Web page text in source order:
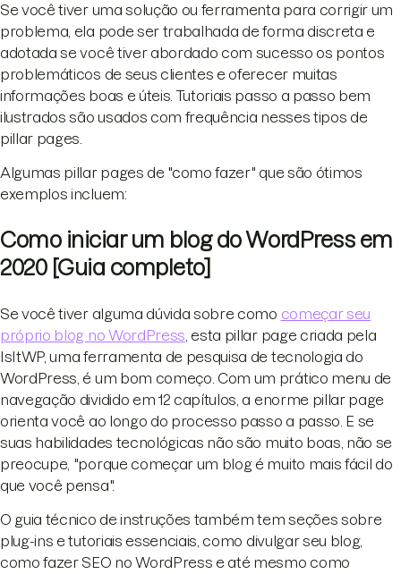
Se você tiver uma solução ou ferramenta para corrigir um
problema, ela pode ser trabalhada de forma discreta e
adotada se você tiver abordado com sucesso os pontos
problemáticos de seus clientes e oferecer muitas
informações boas e úteis. Tutoriais passo a passo bem
ilustrados são usados com frequência nesses tipos de
pillar pages.
Algumas pillar pages de "como fazer" que são ótimos
exemplos incluem:
Como iniciar um blog do WordPress em
2020 [Guia completo]
Se você tiver alguma dúvida sobre como começar seu
próprio blog no WordPress , esta pillar page criada pela
IsItWP, uma ferramenta de pesquisa de tecnologia do
WordPress, é um bom começo. Com um prático menu de
navegação dividido em 12 capítulos, a enorme pillar page
orienta você ao longo do processo passo a passo. E se
suas habilidades tecnológicas não são muito boas, não se
preocupe, "porque começar um blog é muito mais fácil do
que você pensa".
O guia técnico de instruções também tem seções sobre
plug-ins e tutoriais essenciais, como divulgar seu blog,
como fazer SEO no WordPress e até mesmo como